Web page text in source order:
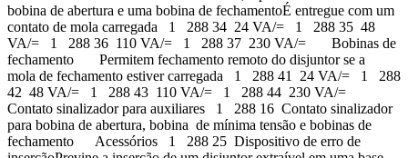
bobina de abertura e uma bobina de fechamentoÉ entregue com um
contato de mola carregada 1 288 34 24 VA/= 1 288 35 48
VA/= 1 288 36 110 VA/= 1 288 37 230 VA/= Bobinas de
fechamento Permitem fechamento remoto do disjuntor se a
mola de fechamento estiver carregada 1 288 41 24 VA/= 1 288
42 48 VA/= 1 288 43 110 VA/= 1 288 44 230 VA/=
Contato sinalizador para auxiliares 1 288 16 Contato sinalizador
para bobina de abertura, bobina de mínima tensão e bobinas de
fechamento Acessórios 1 288 25 Dispositivo de erro de